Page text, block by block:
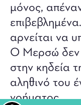
μόνος,
αρνείται να
Ο Μερσώ δεν
στην κηδεία
αληθινό του
νοήματος.